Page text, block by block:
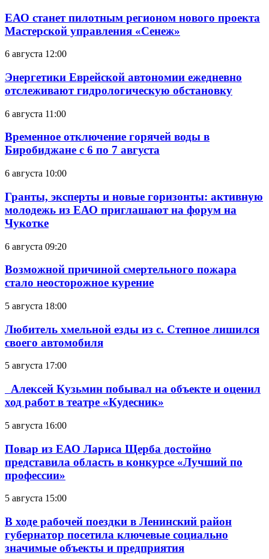
ЕАО станет пилотным регионом нового проекта
Мастерской управления «Сенеж»
6 августа 12:00
Энергетики Еврейской автономии ежедневно
отслеживают гидрологическую обстановку
6 августа 11:00
Временное отключение горячей воды в
Биробиджане с 6 по 7 августа
6 августа 10:00
Гранты, эксперты и новые горизонты: активную
молодежь из ЕАО приглашают на форум на
Чукотке
6 августа 09:20
Возможной причиной смертельного пожара
стало неосторожное курение
5 августа 18:00
Любитель хмельной езды из с. Степное лишился
своего автомобиля
5 августа 17:00
Алексей Кузьмин побывал на объекте и оценил
ход работ в театре «Кудесник»
5 августа 16:00
Повар из ЕАО Лариса Щерба достойно
представила область в конкурсе «Лучший по
профессии»
5 августа 15:00
В ходе рабочей поездки в Ленинский район
губернатор посетила ключевые социально
значимые объекты и предприятия